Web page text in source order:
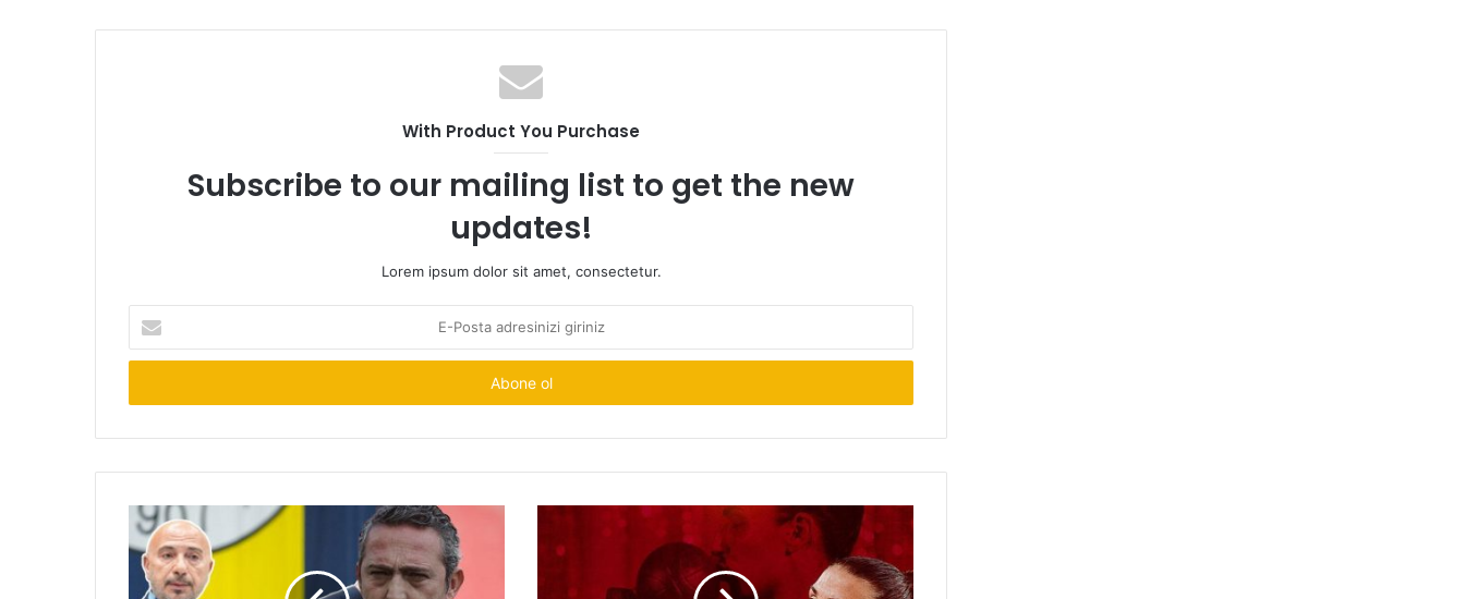
With Product You Purchase
Subscribe to our mailing list to get the new
updates!
Lorem ipsum dolor sit amet, consectetur.
Posta
adresinizi